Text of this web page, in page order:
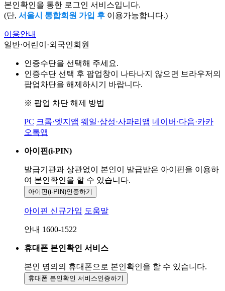
본인확인을 통한 로그인 서비스입니다.
(단, 서울시 통합회원 가입 후 이용가능합니다.)
이용안내
일반·어린이·외국인회원
인증수단을 선택해 주세요.
인증수단 선택 후 팝업창이 나타나지 않으면 브라우저의
팝업차단을 해제하시기 바랍니다.
※ 팝업 차단 해제 방법
PC 크롬·엣지앱 웨일·삼성·사파리앱 네이버·다음·카카
오톡앱
아이핀(i-PIN)
발급기관과 상관없이 본인이 발급받은 아이핀을 이용하
여 본인확인을 할 수 있습니다.
아이핀(i-PIN)인증하기
아이핀 신규가입 도움말
안내 1600-1522
휴대폰 본인확인 서비스
본인 명의의 휴대폰으로 본인확인을 할 수 있습니다.
휴대폰 본인확인 서비스인증하기